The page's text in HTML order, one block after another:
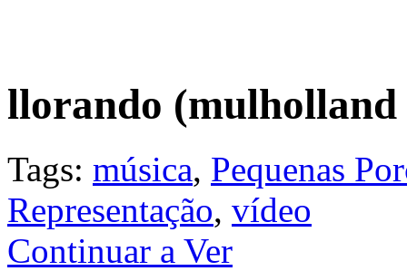
llorando
Tags: música, Pequenas
Representação, vídeo
Continuar a Ver